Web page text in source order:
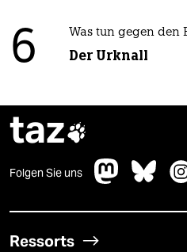
6 Was tun gegen den
Der Urknall
taz
Folgen Sie uns
Ressorts